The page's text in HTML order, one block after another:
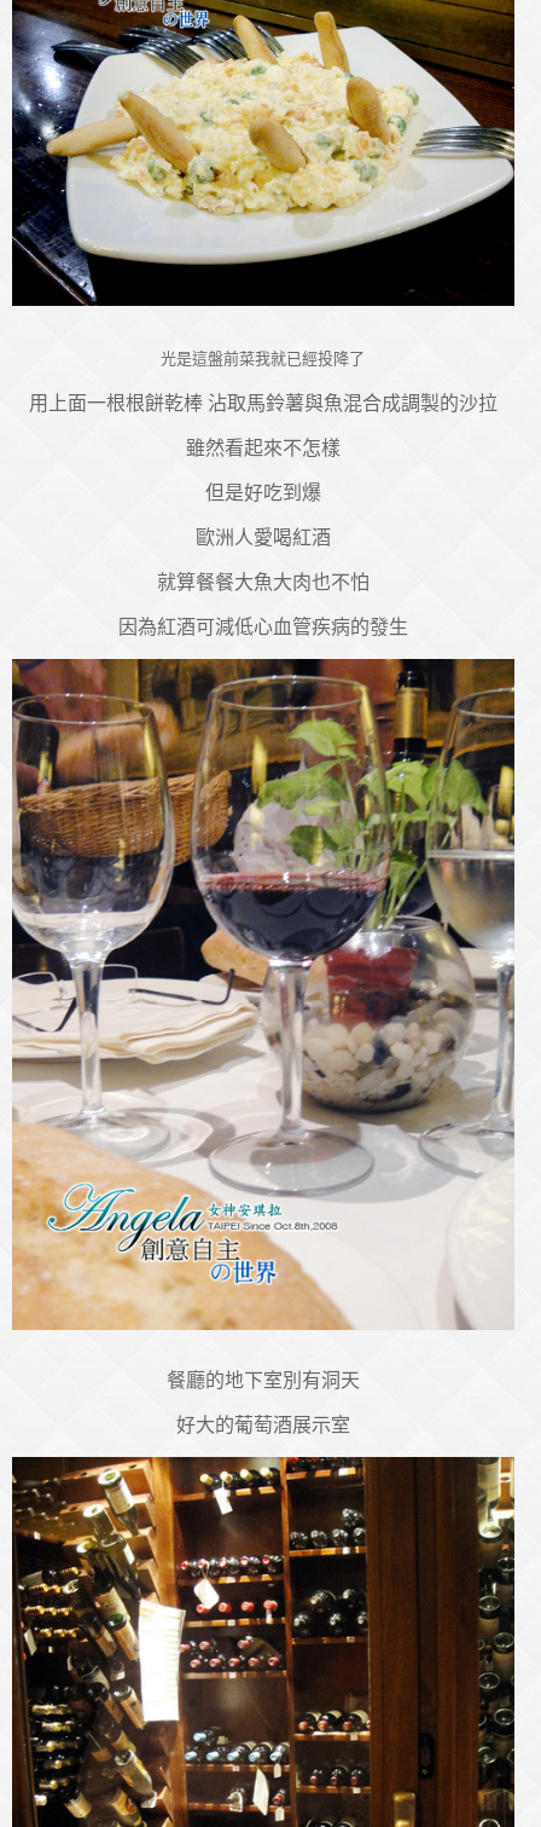
光是這盤前菜我就已經投降了
用上面一根根餅乾棒 沾取馬鈴薯與魚混合成調製的沙拉
雖然看起來不怎樣
但是好吃到爆
歐洲人愛喝紅酒
就算餐餐大魚大肉也不怕
因為紅酒可減低心血管疾病的發生
餐廳的地下室別有洞天
好大的葡萄酒展示室